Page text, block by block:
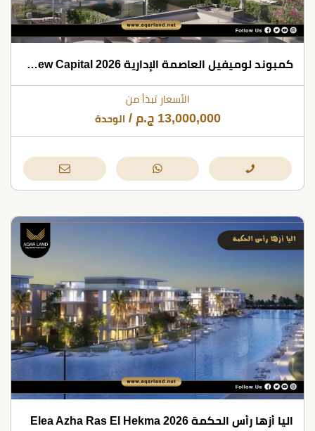
كمبوند لوميفيل العاصمة الإدارية 2026 Lumevil New Capital
الأسعار تبدأ من
13,000,000 ج.م / الوحدة
اليا أزها رأس الحكمة 2026 Elea Azha Ras El Hekma